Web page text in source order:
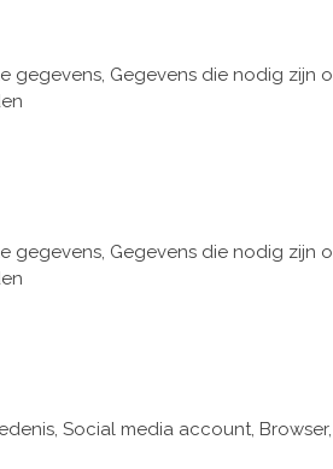
gegevens, Gegevens die nodig zijn
gegevens, Gegevens die nodig zijn
Social media account, Browser,